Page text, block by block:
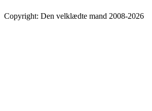
Copyright: Den velklædte mand 2008-2026